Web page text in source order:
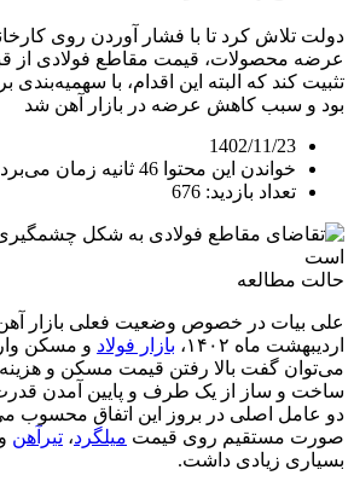
دولت تلاش کرد تا با فشار آوردن روی
عرضه محصولات، قیمت مقاطع فولادی از
تثبیت کند که البته این اقدام، با سهمیه‌بندی
بود و سبب کاهش عرضه در بازار آهن شد
1402/11/23
خواندن این محتوا 46 ثانیه زمان می‌برد
تعداد بازدید: 676
حالت مطالعه
علی بیات در خصوص وضعیت فعلی بازار آهن
اردیبهشت ماه ۱۴۰۲،
بازار فولاد و مسکن
می‌توان گفت بالا رفتن قیمت مسکن و
ساخت و ساز از یک طرف و پایین آمدن
دو عامل اصلی در بروز این اتفاق محسوب
صورت مستقیم روی قیمت میلگرد، تیرآهن و
بسیاری زیادی داشت.